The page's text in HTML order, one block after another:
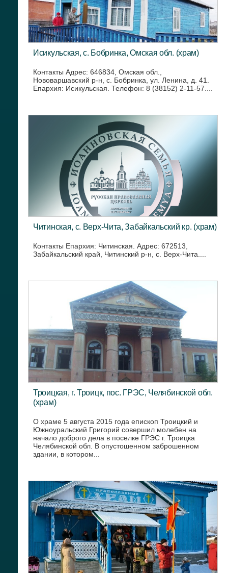
Исикульская, с. Бобринка, Омская обл. (храм)
Контакты Адрес: 646834, Омская обл.,
Нововаршавский р-н, с. Бобринка, ул. Ленина, д. 41.
Епархия: Исикульская. Телефон: 8 (38152) 2-11-57....
Читинская, с. Верх-Чита, Забайкальский кр. (храм)
Контакты Епархия: Читинская. Адрес: 672513,
Забайкальский край, Читинский р-н, с. Верх-Чита....
Троицкая, г. Троицк, пос. ГРЭС, Челябинской обл.
(храм)
О храме 5 августа 2015 года епископ Троицкий и
Южноуральский Григорий совершил молебен на
начало доброго дела в поселке ГРЭС г. Троицка
Челябинской обл. В опустошенном заброшенном
здании, в котором...